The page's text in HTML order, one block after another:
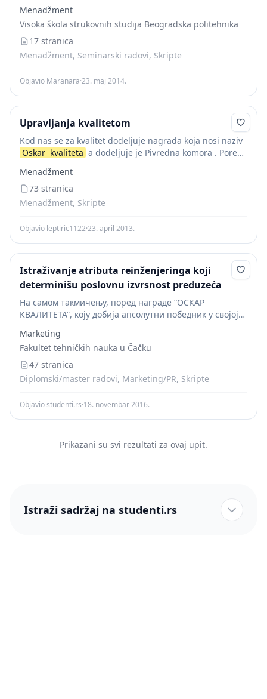
организације II –»ОСКАР КВАЛИТЕТА« за мале и...
Menadžment
Visoka škola strukovnih studija Beogradska politehnika
17 stranica
Menadžment, Seminarski radovi, Skripte
Objavio Maranara·23. maj 2014.
Upravljanja kvalitetom
Kod nas se za kvalitet dodeljuje nagrada koja nosi naziv
Oskar kvaliteta a dodeljuje je Pivredna komora . Pored
uglavnom dodeljuju...
Menadžment
73 stranica
Menadžment, Skripte
Objavio leptiric1122·23. april 2013.
Istraživanje atributa reinženjeringa koji
determinišu poslovnu izvrsnost preduzeća
На самом такмичењу, поред награде “ОСКАР
КВАЛИТЕТА”, коју добија апсолутни победник у својој
уведена су и признања “ОСКАР КВАЛИТЕТА” за
одређену област, за...
Marketing
Fakultet tehničkih nauka u Čačku
47 stranica
Diplomski/master radovi, Marketing/PR, Skripte
Objavio studenti.rs·18. novembar 2016.
Prikazani su svi rezultati za ovaj upit.
Istraži sadržaj na studenti.rs